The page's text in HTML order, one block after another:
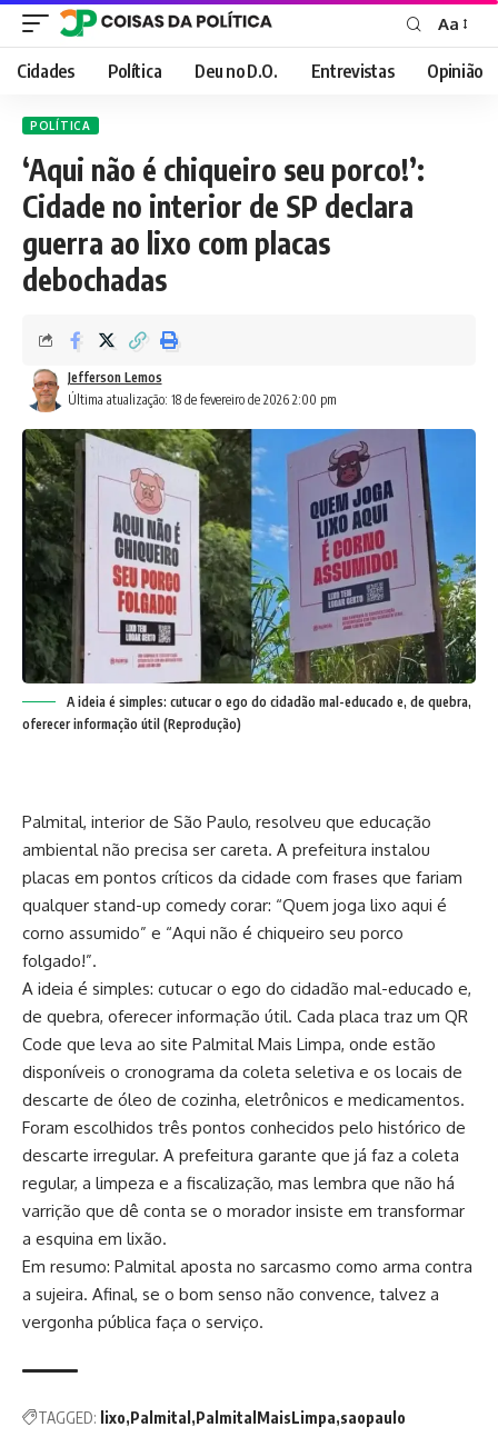
Font
Resizer
Aa
Cidades Política Deu no D.O. Entrevistas Opinião
POLÍTICA
‘Aqui não é chiqueiro seu porco!’:
Cidade no interior de SP declara
guerra ao lixo com placas
debochadas
Última atualização: 18 de fevereiro de 2026 2:00 pm
Jefferson Lemos
A ideia é simples: cutucar o ego do cidadão mal-educado e, de quebra,
oferecer informação útil (Reprodução)
Palmital, interior de São Paulo, resolveu que educação
ambiental não precisa ser careta. A prefeitura instalou
placas em pontos críticos da cidade com frases que fariam
qualquer stand-up comedy corar: “Quem joga lixo aqui é
corno assumido” e “Aqui não é chiqueiro seu porco
folgado!”.
A ideia é simples: cutucar o ego do cidadão mal-educado e,
de quebra, oferecer informação útil. Cada placa traz um QR
Code que leva ao site Palmital Mais Limpa, onde estão
disponíveis o cronograma da coleta seletiva e os locais de
descarte de óleo de cozinha, eletrônicos e medicamentos.
Foram escolhidos três pontos conhecidos pelo histórico de
descarte irregular. A prefeitura garante que já faz a coleta
regular, a limpeza e a fiscalização, mas lembra que não há
varrição que dê conta se o morador insiste em transformar
a esquina em lixão.
Em resumo: Palmital aposta no sarcasmo como arma contra
a sujeira. Afinal, se o bom senso não convence, talvez a
vergonha pública faça o serviço.
TAGGED: lixo Palmital PalmitalMaisLimpa saopaulo